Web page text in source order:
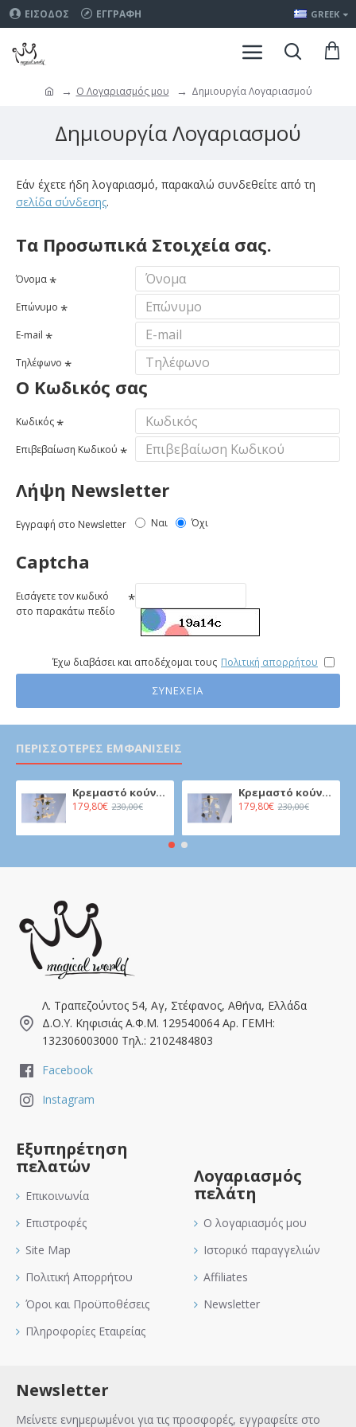
ΕΊΣΟΔΟΣ ΕΓΓΡΑΦΉ GREEK
O Λογαριασμός μου Δημιουργία Λογαριασμού
Δημιουργία Λογαριασμού
Εάν έχετε ήδη λογαριασμό, παρακαλώ συνδεθείτε από τη
σελίδα σύνδεσης.
Τα Προσωπικά Στοιχεία σας.
Όνομα
Επώνυμο
E-mail
Τηλέφωνο
Ο Κωδικός σας
Κωδικός
Επιβεβαίωση Κωδικού
Λήψη Newsletter
Εγγραφή στο Newsletter Ναι Όχι
Captcha
Εισάγετε τον κωδικό
στο παρακάτω πεδίο
Έχω διαβάσει και αποδέχομαι τους Πολιτική απορρήτου
ΣΥΝΈΧΕΙΑ
ΠΕΡΙΣΣΌΤΕΡΕΣ ΕΜΦΑΝΊΣΕΙΣ
Κρεμαστό κούνιας μωρού - Καμηλοπάρδαλη σε αερόστατο
179,80€ 230,00€
Κρεμαστό κούνιας μωρού - Καμηλοπάρδαλη σε αερόστατο
179,80€ 230,00€
Λ. Τραπεζούντος 54, Αγ, Στέφανος, Αθήνα, Ελλάδα
Δ.Ο.Υ. Κηφισιάς Α.Φ.Μ. 129540064 Αρ. ΓΕΜΗ:
132306003000 Τηλ.: 2102484803
Facebook
Instagram
Εξυπηρέτηση
πελατών
Επικοινωνία
Επιστροφές
Site Map
Πολιτική Απορρήτου
Όροι και Προϋποθέσεις
Πληροφορίες Εταιρείας
Λογαριασμός
πελάτη
Ο λογαριασμός μου
Ιστορικό παραγγελιών
Affiliates
Newsletter
Newsletter
Μείνετε ενημερωμένοι για τις προσφορές, εγγραφείτε στο